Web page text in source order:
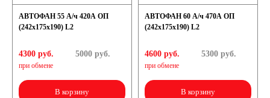
АВТОФАН 55 А/ч 420А ОП
(242x175x190) L2
4300 руб.
при обмене
5000руб.
В корзину
АВТОФАН 60 А/ч 470А ОП
(242x175x190) L2
4600 руб.
при обмене
5300руб.
В корзину